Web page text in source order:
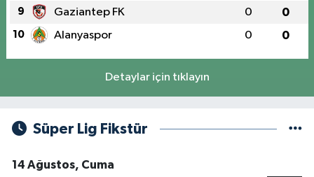
9 Gaziantep FK 0 0
10 Alanyaspor 0 0
Detaylar için tıklayın
Süper Lig Fikstür
14 Ağustos, Cuma